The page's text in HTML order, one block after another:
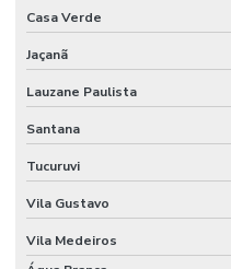
Etiquetas Adesivas Removíveis
Etiquetas Adesivas Resistentes
Etiquetas Adesivas Sem Resíduo
Etiquetas Adesivas Térmicas
Etiquetas Autocolantes
Etiquetas Autocolantes
Etiquetas Bopp Adesiva
Casa Verde
Jaçanã
Lauzane Paulista
Santana
Tucuruvi
Vila Gustavo
Vila Medeiros